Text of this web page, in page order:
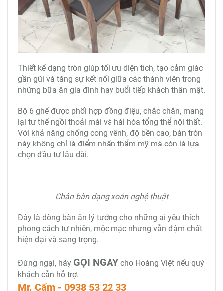
Thiết kế dạng tròn giúp tối ưu diện tích, tạo cảm giác
gần gũi và tăng sự kết nối giữa các thành viên trong
những bữa ăn gia đình hay buổi tiếp khách thân mật.
Bộ 6 ghế được phối hợp đồng điệu, chắc chắn, mang
lại tư thế ngồi thoải mái và hài hòa tổng thể nội thất.
Với khả năng chống cong vênh, độ bền cao, bàn tròn
này không chỉ là điểm nhấn thẩm mỹ mà còn là lựa
chọn đầu tư lâu dài.
Chân bàn dạng xoắn nghệ thuật
Đây là dòng bàn ăn lý tưởng cho những ai yêu thích
phong cách tự nhiên, mộc mạc nhưng vẫn đậm chất
hiện đại và sang trọng.
Đừng ngại, hãy GỌI NGAY cho Hoàng Việt nếu quý
khách cẫn hỗ trợ.
Mr. Cẩm - 0938 53 22 33